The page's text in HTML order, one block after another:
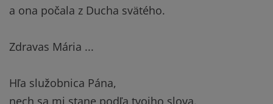
a ona počala z Ducha svätého.
Zdravas Mária ...
Hľa služobnica Pána,
nech sa mi stane podľa tvojho slova.